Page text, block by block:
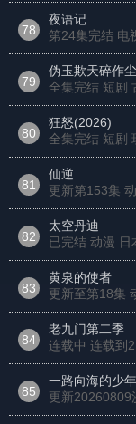
78
夜语记
第24集完结 电
79
伪玉欺天碎作尘
全集完结 短剧
80
狂怒(2026)
全集完结 短剧
81
仙逆
更新第153集
82
太空丹迪
已完结 动漫 日
83
黄泉的使者
更新至第18集
84
老九门第二季
连载中 连载到
85
一路向海的少年
更新20260809